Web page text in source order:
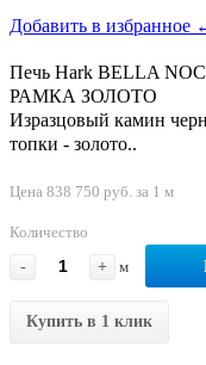
Добавить в избранное
Печь Hark BELLA
РАМКА ЗОЛОТО
Изразцовый камин
топки - золото..
Цена 838 750 руб. за 1 м
Количество
-
+ м
Купить в 1 клик